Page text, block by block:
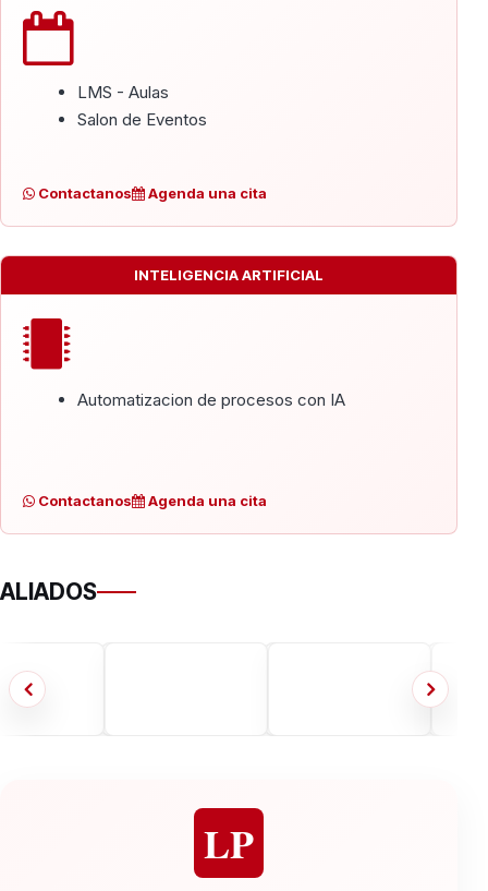
LMS - Aulas
Salon de Eventos
Contactanos Agenda una cita
INTELIGENCIA ARTIFICIAL
Automatizacion de procesos con IA
Contactanos Agenda una cita
ALIADOS
LP